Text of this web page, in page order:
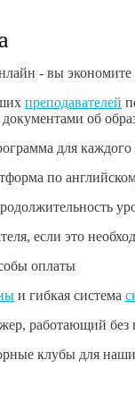
- вы
преподавателей
об
для каждого
по
если это
оплаты
и гибкая система
работающий без
клубы для